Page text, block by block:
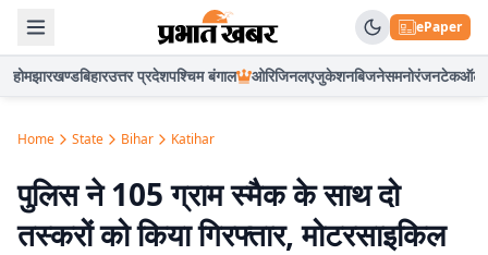
ePaper
होमझारखण्डबिहारउत्तर प्रदेशपश्चिम बंगाल ओरिजिनलएजुकेशनबिजनेसमनोरंजनटेकऑटो
Home State Bihar Katihar
पुलिस ने 105 ग्राम स्मैक के साथ दो
तस्करों को किया गिरफ्तार, मोटरसाइकिल